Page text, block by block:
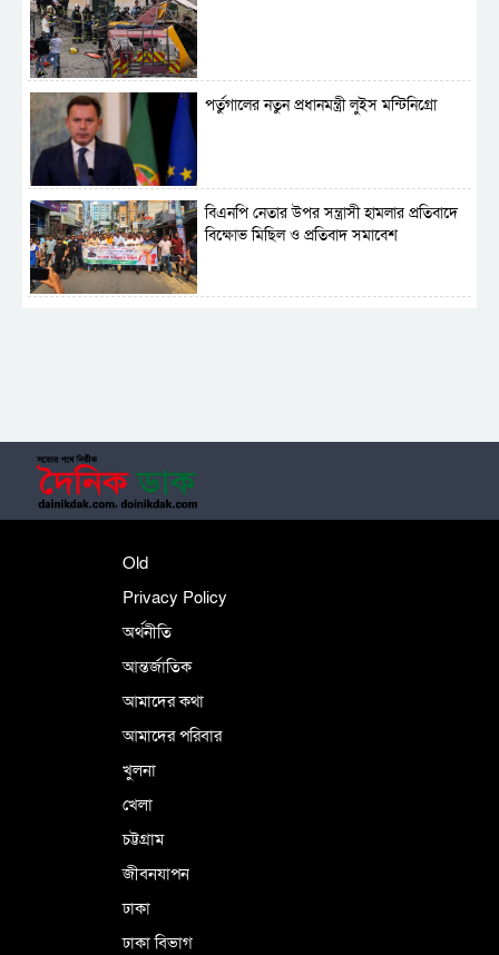
পর্তুগালের নতুন প্রধানমন্ত্রী লুইস মন্টিনিগ্রো
বিএনপি নেতার উপর সন্ত্রাসী হামলার প্রতিবাদে
বিক্ষোভ মিছিল ও প্রতিবাদ সমাবেশ
Old
Privacy Policy
অর্থনীতি
আন্তর্জাতিক
আমাদের কথা
আমাদের পরিবার
খুলনা
খেলা
চট্টগ্রাম
জীবনযাপন
ঢাকা
ঢাকা বিভাগ